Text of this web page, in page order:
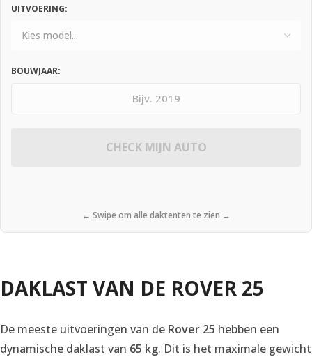
UITVOERING:
BOUWJAAR:
CHECK MIJN AUTO
← Swipe om alle daktenten te zien →
DAKLAST VAN DE ROVER 25
De meeste uitvoeringen van de Rover 25 hebben een
dynamische daklast van 65 kg. Dit is het maximale gewicht